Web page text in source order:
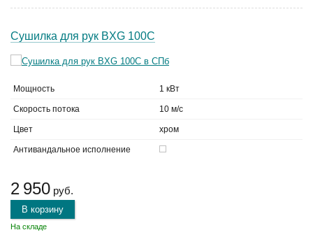
Сушилка для рук BXG 100C
Мощность 1 кВт
Скорость потока 10 м/с
Цвет хром
Антивандальное исполнение
2 950 руб.
В корзину
На складе